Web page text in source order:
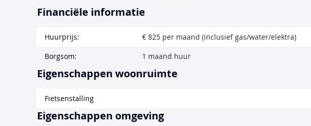
Financiële informatie
Huurprijs:
€ 825 per maand (inclusief gas/water/elektra)
Borgsom:
1 maand huur
Eigenschappen woonruimte
Fietsenstalling
Eigenschappen omgeving